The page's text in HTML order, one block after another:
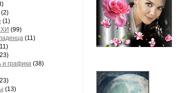
(2)
(1)
(99)
(11)
и грaфикa (38)
(13)